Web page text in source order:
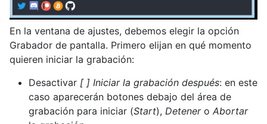
En la ventana de ajustes, debemos elegir la opción
Grabador de pantalla. Primero elijan en qué momento
quieren iniciar la grabación:
Desactivar [ ] Iniciar la grabación después: en este
caso aparecerán botones debajo del área de
grabación para iniciar (Start), Detenero Abortar